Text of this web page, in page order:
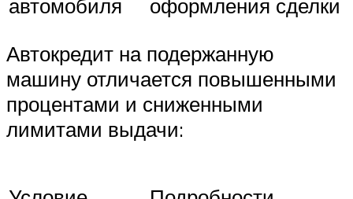
автомобиля
оформления сделки
Автокредит на подержанную
машину отличается повышенными
процентами и сниженными
лимитами выдачи: